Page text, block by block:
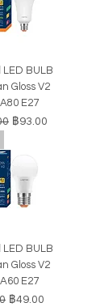
BULB
Gloss V2
E27
ติ ราคาขายลด
฿93.00
BULB
Gloss V2
E27
กติราคาขายลด
฿49.00